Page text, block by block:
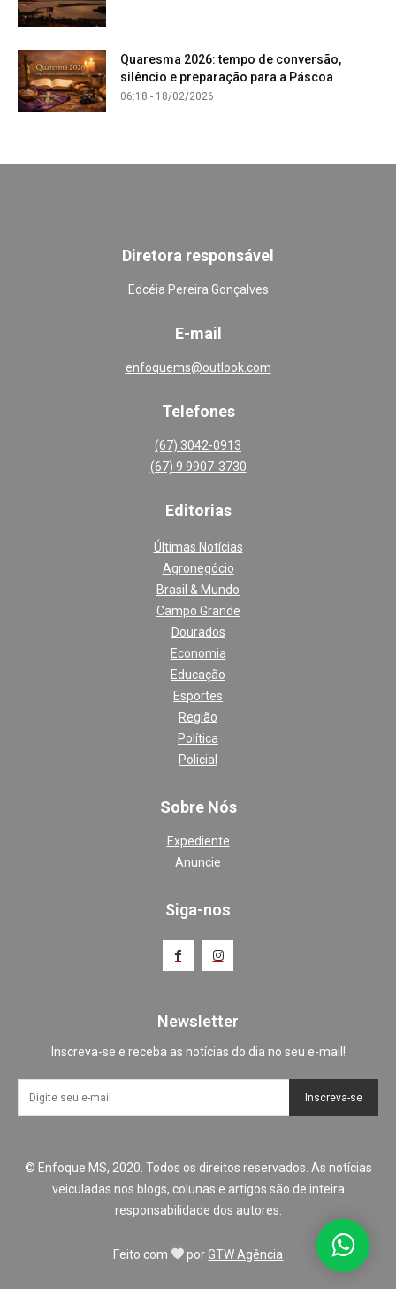
Quaresma 2026: tempo de conversão,
silêncio e preparação para a Páscoa
06:18 - 18/02/2026
Diretora responsável
Edcéia Pereira Gonçalves
E-mail
enfoquems@outlook.com
Telefones
(67) 3042-0913
(67) 9 9907-3730
Editorias
Últimas Notícias
Agronegócio
Brasil & Mundo
Campo Grande
Dourados
Economia
Educação
Esportes
Região
Política
Policial
Sobre Nós
Expediente
Anuncie
Siga-nos
Newsletter
Inscreva-se e receba as notícias do dia no seu e-mail!
Inscreva-se
© Enfoque MS, 2020. Todos os direitos reservados. As notícias
veiculadas nos blogs, colunas e artigos são de inteira
responsabilidade dos autores.
Feito com porGTW Agência